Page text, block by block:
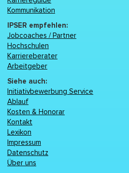
Kommunikation
IPSER empfehlen:
Jobcoaches / Partner
Hochschulen
Karriereberater
Arbeitgeber
Siehe auch:
Initiativbewerbung Service
Ablauf
Kosten & Honorar
Kontakt
Lexikon
Impressum
Datenschutz
Über uns